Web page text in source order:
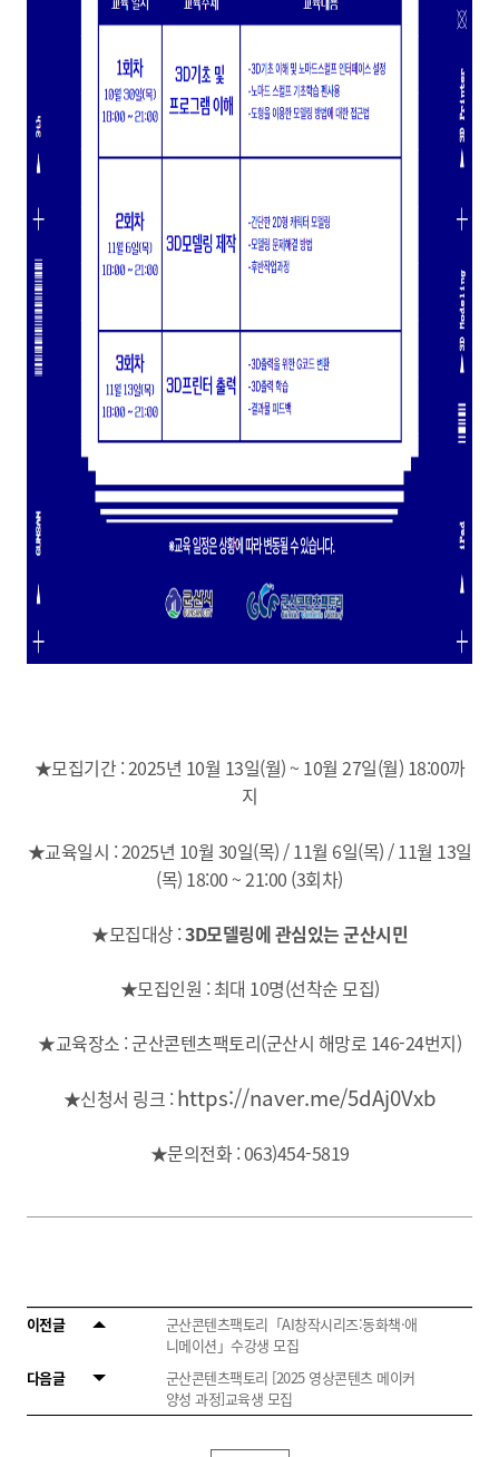
★모집기간 : 2025년 10월 13일(월) ~ 10월 27일(월) 18:00까
지
★교육일시 : 2025년 10월 30일(목) / 11월 6일(목) / 11월 13일
(목) 18:00 ~ 21:00 (3회차)
★모집대상 :3D모델링에 관심있는 군산시민
★모집인원 : 최대 10명(선착순 모집)
★교육장소 : 군산콘텐츠팩토리(군산시 해망로 146-24번지)
★신청서 링크 : https://naver.me/5dAj0Vxb
★문의전화 : 063)454-5819
이전글
군산콘텐츠팩토리「AI창작시리즈:동화책·애
니메이션」수강생 모집
다음글
군산콘텐츠팩토리 [2025 영상콘텐츠 메이커
양성 과정]교육생 모집